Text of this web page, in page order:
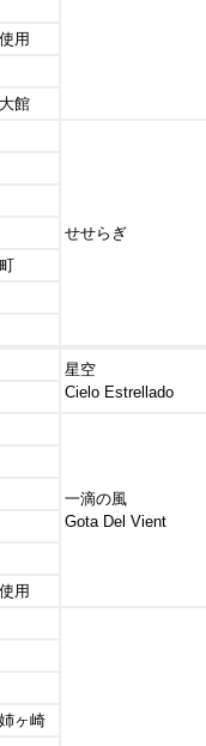
用
館
せせらぎ
星空
Cielo Estrellado
一滴の風
Gota Del Vient
用
ヶ崎